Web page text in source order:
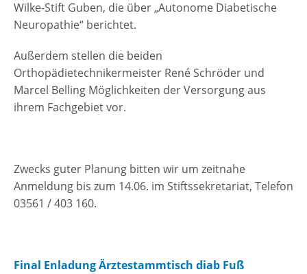
Wilke-Stift Guben, die über „Autonome Diabetische
Neuropathie“ berichtet.
Außerdem stellen die beiden
Orthopädietechnikermeister René Schröder und
Marcel Belling Möglichkeiten der Versorgung aus
ihrem Fachgebiet vor.
Zwecks guter Planung bitten wir um zeitnahe
Anmeldung bis zum 14.06. im Stiftssekretariat, Telefon
03561 / 403 160.
Final Enladung Ärztestammtisch diab Fuß